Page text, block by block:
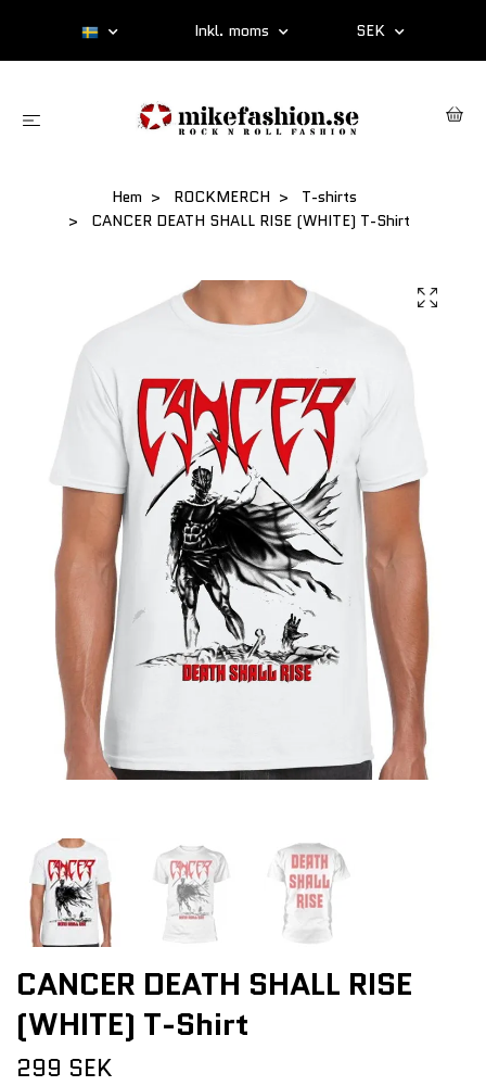
Inkl. moms SEK
Hem ROCKMERCH
T-shirts
CANCER DEATH SHALL RISE (WHITE) T-Shirt
CANCER DEATH SHALL RISE
(WHITE) T-Shirt
299 SEK